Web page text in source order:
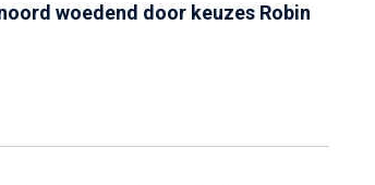
woedend door keuzes Robin